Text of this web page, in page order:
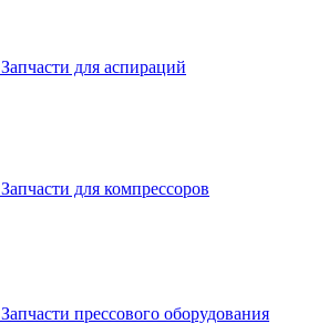
Запчасти для аспираций
Запчасти для компрессоров
Запчасти прессового оборудования